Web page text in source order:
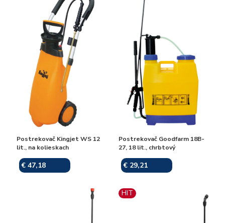
Postrekovač Kingjet WS 12
lit., na kolieskach
€ 47,18
Postrekovač Goodfarm 18B-
27, 18 lit., chrbtový
€ 29,21
HIT